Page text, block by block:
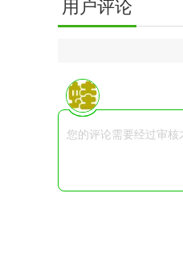
用户评论